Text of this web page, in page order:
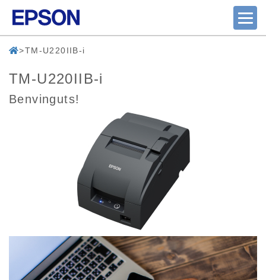
TM-U220IIB-i
TM-U220IIB-i
Benvinguts!